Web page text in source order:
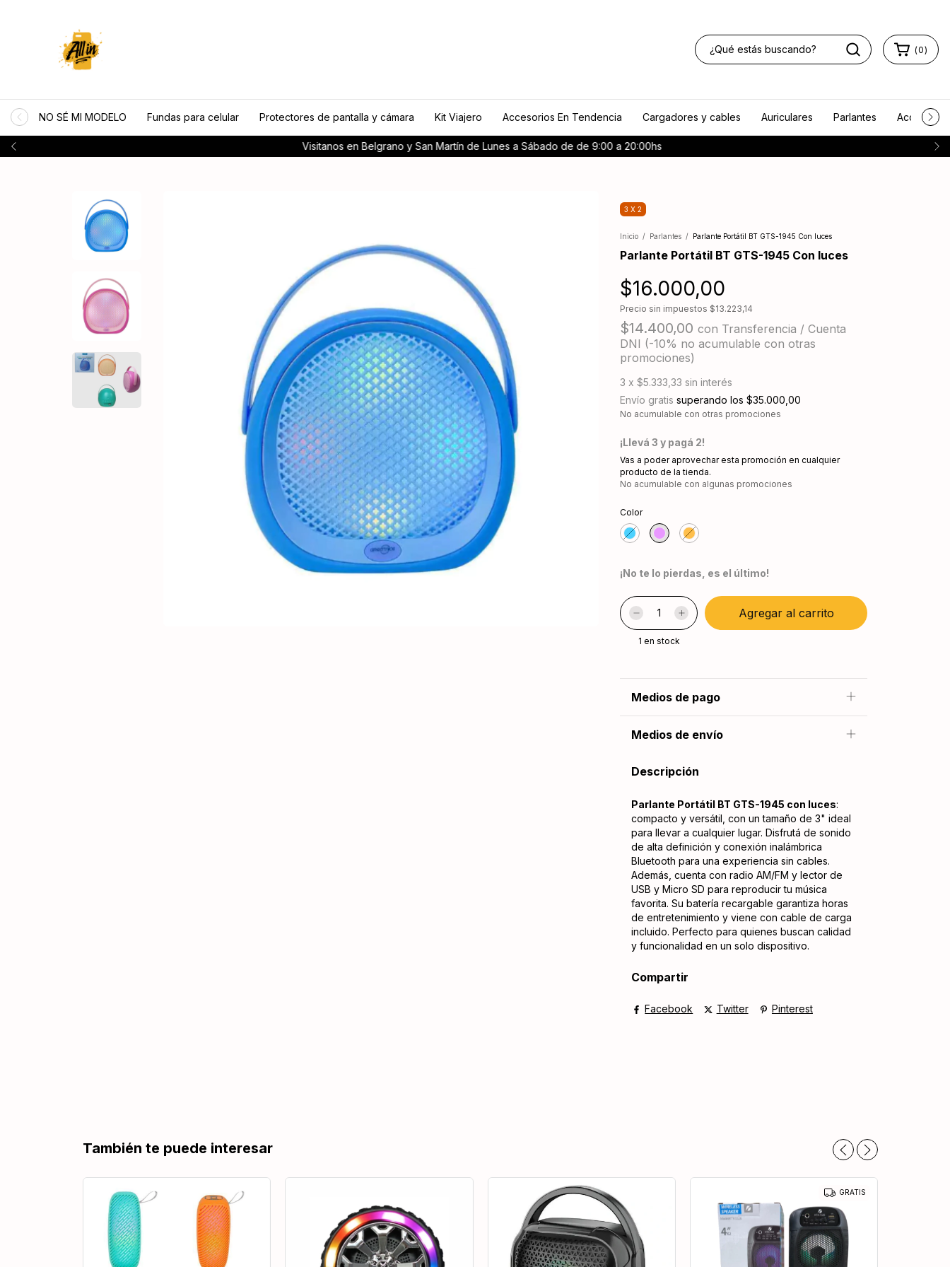
Visitanos en Belgrano y San Martín de Lunes a Sábado de de 9:00 a 20:00hs
(0)
NO SÉ MI MODELO Fundas para celular Protectores de pantalla y cámara Kit Viajero Accesorios En Tendencia Cargadores y cables Auriculares Parlantes
3 X 2
Inicio / Parlantes / Parlante Portátil BT GTS-1945 Con luces
Parlante Portátil BT GTS-1945 Con luces
$16.000,00
Precio sin impuestos $13.223,14
$14.400,00 con Transferencia / Cuenta
DNI (-10% no acumulable con otras
promociones)
3 x $5.333,33 sin interés
Envío gratis superando los $35.000,00
No acumulable con otras promociones
¡Llevá 3 y pagá 2!
Vas a poder aprovechar esta promoción en cualquier
producto de la tienda.
No acumulable con algunas promociones
Color
¡No te lo pierdas, es el último!
1 en stock
Medios de pago
Medios de envío
Descripción
Parlante Portátil BT GTS-1945 con luces:
compacto y versátil, con un tamaño de 3" ideal
para llevar a cualquier lugar. Disfrutá de sonido
de alta definición y conexión inalámbrica
Bluetooth para una experiencia sin cables.
Además, cuenta con radio AM/FM y lector de
USB y Micro SD para reproducir tu música
favorita. Su batería recargable garantiza horas
de entretenimiento y viene con cable de carga
incluido. Perfecto para quienes buscan calidad
y funcionalidad en un solo dispositivo.
Compartir
Facebook Twitter Pinterest
También te puede interesar
GRATIS